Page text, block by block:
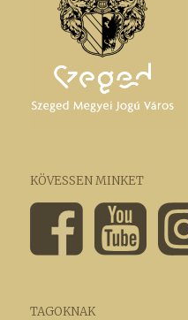
KÖVESSEN MINKET
TAGOKNAK